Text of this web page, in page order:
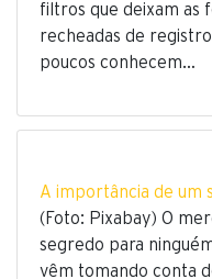
filtros que deixam as
recheadas de
poucos conhecem…
A importância de um
(Foto: Pixabay) O
segredo para
vêm tomando conta